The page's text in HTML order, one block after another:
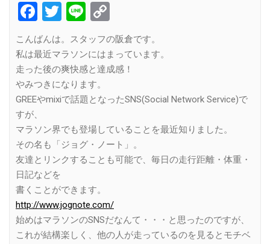
Facebook
Twitter
Line
Link
こんばんは。スタッフの阪倉です。
私は最近マラソンにはまっています。
走った後の爽快感と達成感！
やみつきになります。
GREEやmixiで話題となったSNS(Social Network Service)で
すが、
マラソン界でも登場していることを最近知りました。
その名も「ジョグ・ノート」。
友達とリンクすることも可能で、毎日の走行距離・体重・
日記などを
書くことができます。
http://www.jognote.com/
始めはマラソンのSNSだなんて・・・と思ったのですが、
これが結構楽しく、他の人が走っているのを見るとモチベ